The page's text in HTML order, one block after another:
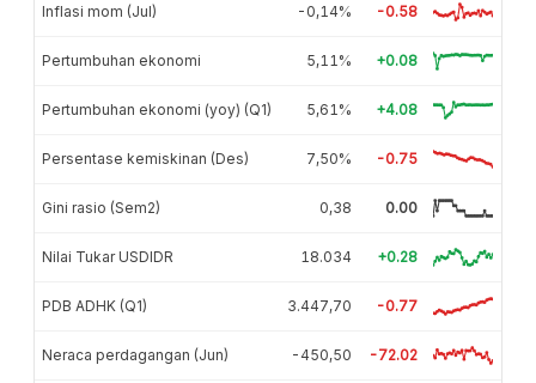
Inflasi mom (Jul) -0,14% -0.58
Pertumbuhan ekonomi 5,11% +0.08
Pertumbuhan ekonomi (yoy) (Q1) 5,61% +4.08
Persentase kemiskinan (Des) 7,50% -0.75
Gini rasio (Sem2) 0,38 0.00
Nilai Tukar USDIDR 18.034 +0.28
PDB ADHK (Q1) 3.447,70 -0.77
Neraca perdagangan (Jun) -450,50 -72.02